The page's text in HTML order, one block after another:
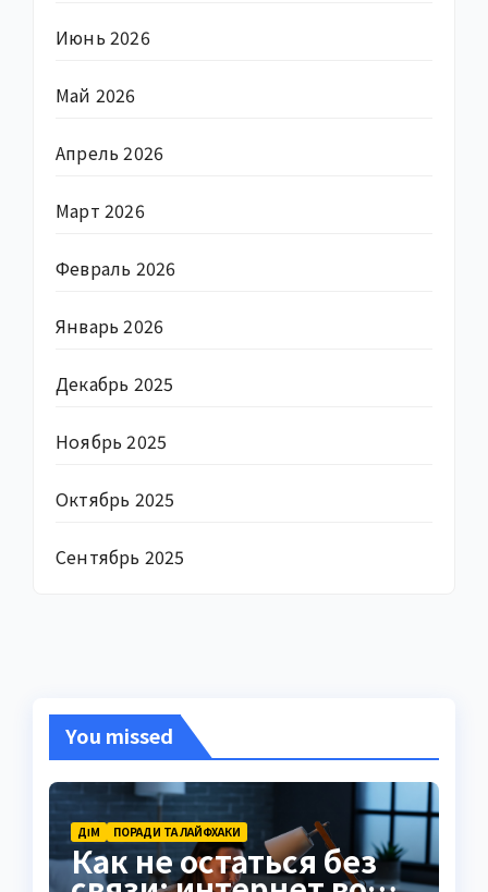
Июнь 2026
Май 2026
Апрель 2026
Март 2026
Февраль 2026
Январь 2026
Декабрь 2025
Ноябрь 2025
Октябрь 2025
Сентябрь 2025
You missed
ДІМ ПОРАДИ ТА ЛАЙФХАКИ
Как не остаться без